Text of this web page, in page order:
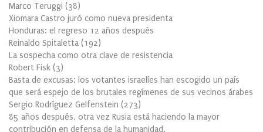
Marco Teruggi (38)
Xiomara Castro juró como nueva presidenta
Honduras: el regreso 12 años después
Reinaldo Spitaletta (192)
La sospecha como otra clave de resistencia
Robert Fisk (3)
Basta de excusas: los votantes israelíes han escogido un país
que será espejo de los brutales regímenes de sus vecinos árabes
Sergio Rodríguez Gelfenstein (273)
85 años después, otra vez Rusia está haciendo la mayor
contribución en defensa de la humanidad.